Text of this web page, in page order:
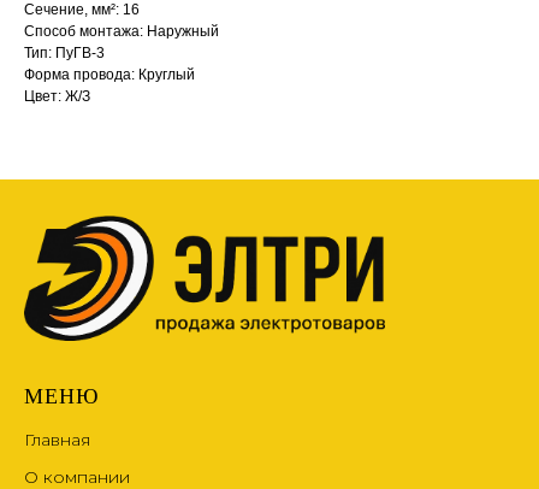
Сечение, мм²: 16
Способ монтажа: Наружный
Тип: ПуГВ-3
Форма провода: Круглый
Цвет: Ж/З
МЕНЮ
Главная
О компании